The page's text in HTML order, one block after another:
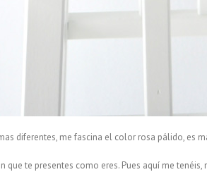
diferentes, me fascina el color rosa pálido, es
que te presentes como eres. Pues aquí me